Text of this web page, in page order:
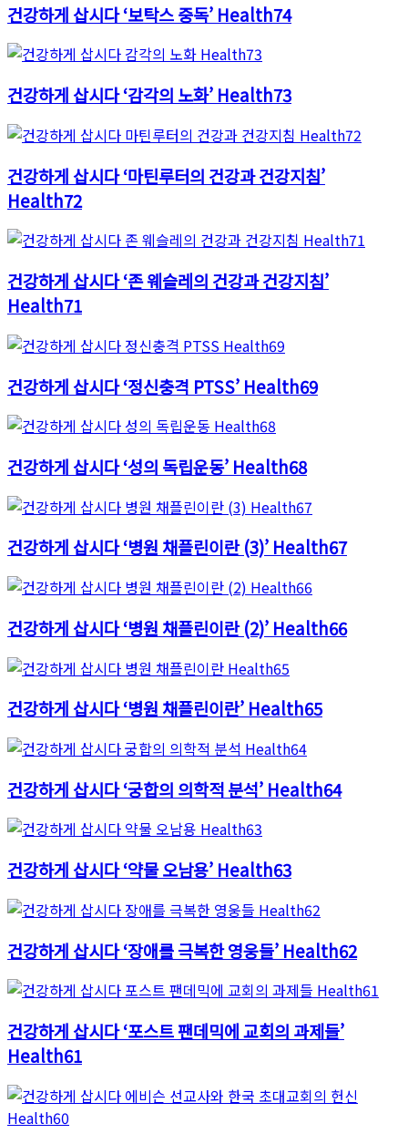
건강하게 삽시다 ‘보탁스 중독’ Health74
건강하게 삽시다 ‘감각의 노화’ Health73
건강하게 삽시다 ‘마틴루터의 건강과 건강지침’
Health72
건강하게 삽시다 ‘존 웨슬레의 건강과 건강지침’
Health71
건강하게 삽시다 ‘정신충격 PTSS’ Health69
건강하게 삽시다 ‘성의 독립운동’ Health68
건강하게 삽시다 ‘병원 채플린이란 (3)’ Health67
건강하게 삽시다 ‘병원 채플린이란 (2)’ Health66
건강하게 삽시다 ‘병원 채플린이란’ Health65
건강하게 삽시다 ‘궁합의 의학적 분석’ Health64
건강하게 삽시다 ‘약물 오남용’ Health63
건강하게 삽시다 ‘장애를 극복한 영웅들’ Health62
건강하게 삽시다 ‘포스트 팬데믹에 교회의 과제들’
Health61